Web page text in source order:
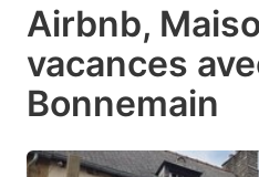
Airbnb,
vacances
Bonnemain